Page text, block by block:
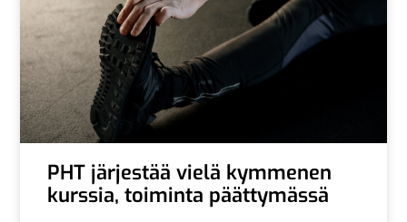
PHT järjestää vielä kymmenen
kurssia, toiminta päättymässä